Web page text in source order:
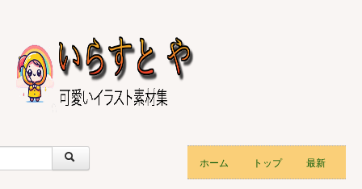
ホーム トップ 最新